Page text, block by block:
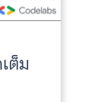
ต็ม